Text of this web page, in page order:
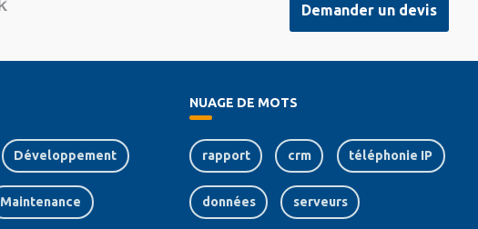
Demander un devis
Développement
Maintenance
NUAGE DE MOTS
rapport crm téléphonie IP
données serveurs